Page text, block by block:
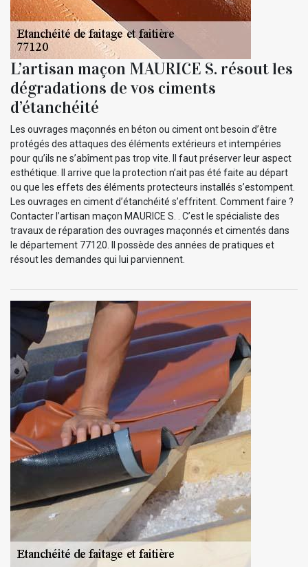
L’artisan maçon MAURICE S. résout les
dégradations de vos ciments
d’étanchéité
Les ouvrages maçonnés en béton ou ciment ont besoin d’être
protégés des attaques des éléments extérieurs et intempéries
pour qu’ils ne s’abîment pas trop vite. Il faut préserver leur aspect
esthétique. Il arrive que la protection n’ait pas été faite au départ
ou que les effets des éléments protecteurs installés s’estompent.
Les ouvrages en ciment d’étanchéité s’effritent. Comment faire ?
Contacter l’artisan maçon MAURICE S. . C’est le spécialiste des
travaux de réparation des ouvrages maçonnés et cimentés dans
le département 77120. Il possède des années de pratiques et
résout les demandes qui lui parviennent.